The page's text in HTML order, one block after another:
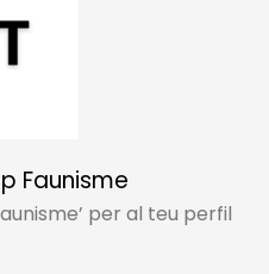
Faunisme
per al teu perfil